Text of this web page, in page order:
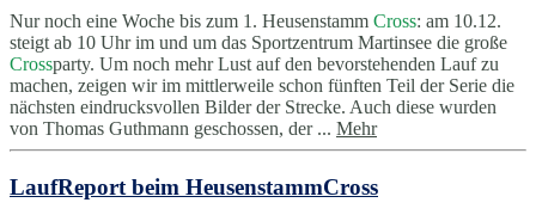
Nur noch eine Woche bis zum 1. Heusenstamm Cross: am 10.12.
steigt ab 10 Uhr im und um das Sportzentrum Martinsee die große
Crossparty. Um noch mehr Lust auf den bevorstehenden Lauf zu
machen, zeigen wir im mittlerweile schon fünften Teil der Serie die
nächsten eindrucksvollen Bilder der Strecke. Auch diese wurden
von Thomas Guthmann geschossen, der ... Mehr
LaufReport beim HeusenstammCross